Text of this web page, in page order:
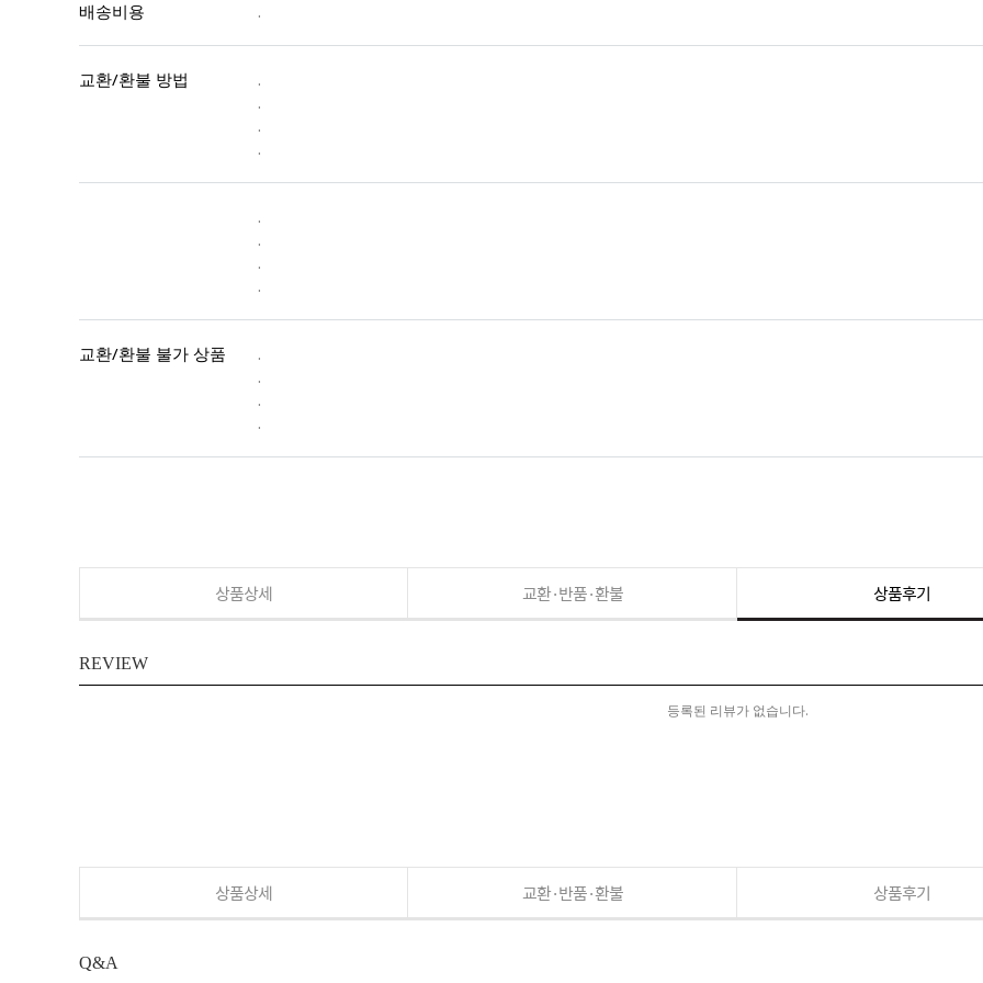
배송비용 .
교환/환불 방법
.
.
.
.
.
.
.
.
교환/환불 불가 상품
.
.
.
.
상품상세 교환·반품·환불 상품후기
REVIEW
등록된 리뷰가 없습니다.
상품상세 교환·반품·환불 상품후기
Q&A